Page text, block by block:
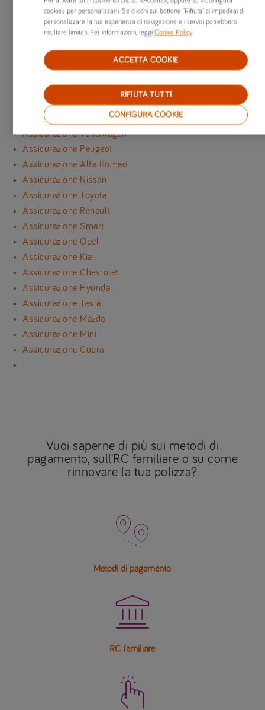
Assicurazione Fiat
Assicurazione Audi
Assicurazione Ford
Assicurazione Jeep
Assicurazione Lancia
Assicurazione Mercedes-Benz
Assicurazione Dacia
Assicurazione Volkswagen
Assicurazione Peugeot
Assicurazione Alfa Romeo
Assicurazione Nissan
Assicurazione Toyota
Assicurazione Renault
Assicurazione Smart
Assicurazione Opel
Assicurazione Kia
Assicurazione Chevrolet
Assicurazione Hyundai
Assicurazione Tesla
Assicurazione Mazda
Assicurazione Mini
Assicurazione Cupra
Vuoi saperne di più sui metodi di
pagamento, sull’RC familiare o su come
rinnovare la tua polizza?

Metodi di pagamento

RC familiare

cookie» per personalizzarli. Se clicchi sul bottone "Rifiuta" ci impedirai di
personalizzare la tua esperienza di navigazione e i servizi potrebbero
risultare limitati. Per informazioni, leggi Cookie Policy.
CONFIGURA COOKIE
RIFIUTA TUTTI
ACCETTA COOKIE